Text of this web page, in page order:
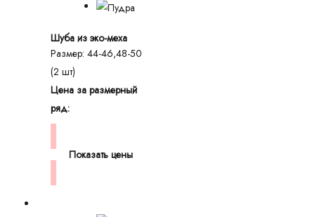
Шуба из эко-меха
Размер: 44-46,48-50
(2 шт)
Цена за размерный
ряд:
Показать цены